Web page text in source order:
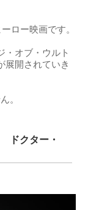
ロー映画です。
・オブ・ウルト
展開されていき
。
クター・